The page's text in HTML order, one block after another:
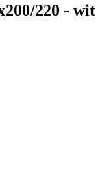
220 - wit